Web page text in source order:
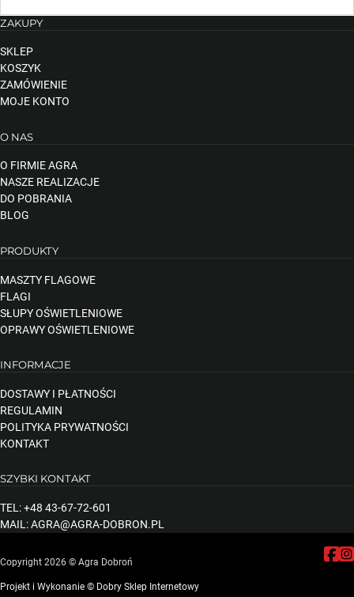
ZAKUPY
SKLEP
KOSZYK
ZAMÓWIENIE
MOJE KONTO
O NAS
O FIRMIE AGRA
NASZE REALIZACJE
DO POBRANIA
BLOG
PRODUKTY
MASZTY FLAGOWE
FLAGI
SŁUPY OŚWIETLENIOWE
OPRAWY OŚWIETLENIOWE
INFORMACJE
DOSTAWY I PŁATNOŚCI
REGULAMIN
POLITYKA PRYWATNOŚCI
KONTAKT
SZYBKI KONTAKT
TEL: +48 43-67-72-601
MAIL: AGRA@AGRA-DOBRON.PL
Copyright 2026 © Agra Dobroń Follow
Projekt i Wykonanie © Dobry Sklep Internetowy